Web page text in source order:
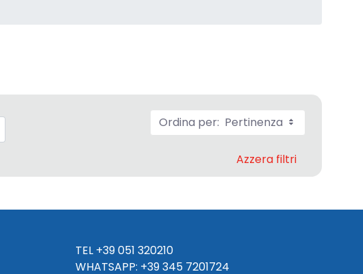
Ordina per: Pertinenza
Azzera filtri
TEL +39 051 320210
WHATSAPP: +39345 7201724